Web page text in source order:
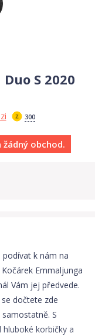
S 2020
300
obchod.
k nám na
Emmaljunga
Vám jej předvede.
dočtete zde
S
korbičky a